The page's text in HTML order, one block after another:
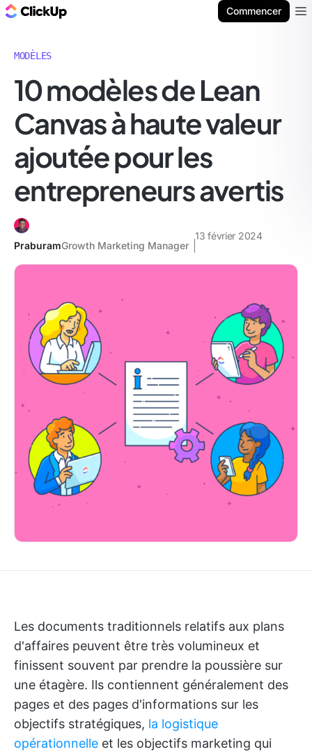
Commencer
MODÈLES
10 modèles de Lean
Canvas à haute valeur
ajoutée pour les
entrepreneurs avertis
PraburamGrowth Marketing Manager
13 février 2024
Les documents traditionnels relatifs aux plans
d'affaires peuvent être très volumineux et
finissent souvent par prendre la poussière sur
une étagère. Ils contiennent généralement des
pages et des pages d'informations sur les
objectifs stratégiques, la logistique
opérationnelle et les objectifs marketing qui